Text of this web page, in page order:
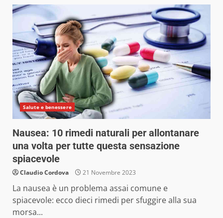
Salute e benessere
Nausea: 10 rimedi naturali per allontanare
una volta per tutte questa sensazione
spiacevole
Claudio Cordova 21 Novembre 2023
La nausea è un problema assai comune e
spiacevole: ecco dieci rimedi per sfuggire alla sua
morsa...